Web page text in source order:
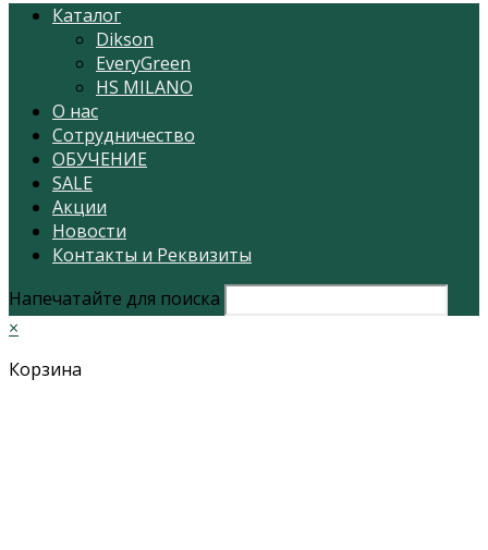
Каталог
Dikson
EveryGreen
HS MILANO
О нас
Сотрудничество
ОБУЧЕНИЕ
SALE
Акции
Новости
Контакты и Реквизиты
Напечатайте для поиска
×
Корзина